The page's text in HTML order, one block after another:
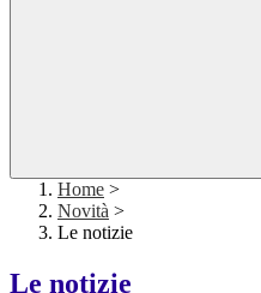
Home >
Novità >
Le notizie
Le notizie